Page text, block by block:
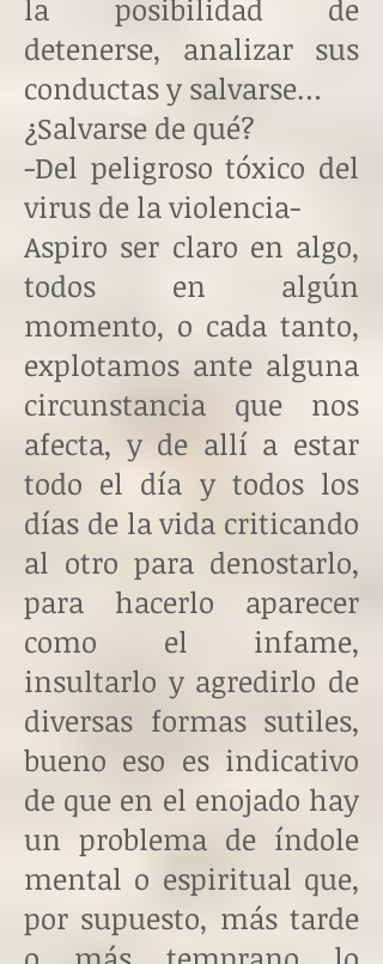
la posibilidad de
detenerse, analizar sus
conductas y salvarse…
¿Salvarse de qué?
-Del peligroso tóxico del
virus de la violencia-
Aspiro ser claro en algo,
todos en algún
momento, o cada tanto,
explotamos ante alguna
circunstancia que nos
afecta, y de allí a estar
todo el día y todos los
días de la vida criticando
al otro para denostarlo,
para hacerlo aparecer
como el infame,
insultarlo y agredirlo de
diversas formas sutiles,
bueno eso es indicativo
de que en el enojado hay
un problema de índole
mental o espiritual que,
por supuesto, más tarde